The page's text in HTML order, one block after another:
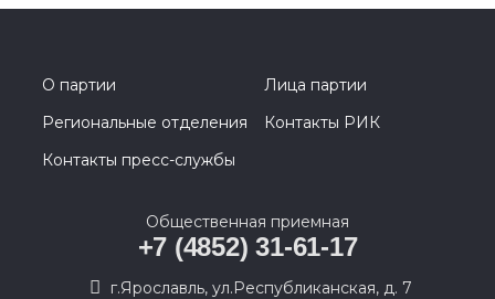
О партии
Лица партии
Региональные отделения
Контакты РИК
Контакты пресс-службы
Общественная приемная
+7 (4852) 31-61-17
г.Ярославль, ул.Республиканская, д. 7